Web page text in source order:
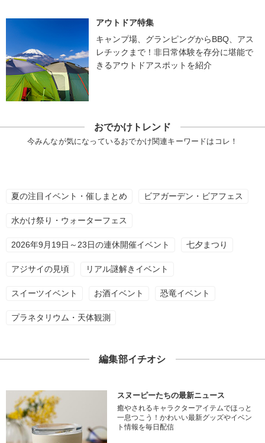
アウトドア特集
キャンプ場、グランピングからBBQ、アス
レチックまで！非日常体験を存分に堪能で
きるアウトドアスポットを紹介
おでかけトレンド
今みんなが気になっているおでかけ関連キーワードはコレ！
夏の注目イベント・催しまとめ ビアガーデン・ビアフェス
水かけ祭り・ウォーターフェス
2026年9月19日～23日の連休開催イベント 七夕まつり
アジサイの見頃 リアル謎解きイベント
スイーツイベント お酒イベント 恐竜イベント
プラネタリウム・天体観測
編集部イチオシ
スヌーピーたちの最新ニュース
癒やされるキャラクターアイテムでほっと
一息つこう！かわいい最新グッズやイベン
ト情報を毎日配信